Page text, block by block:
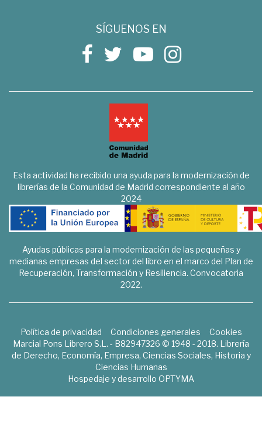
SÍGUENOS EN
Esta actividad ha recibido una ayuda para la modernización de
librerías de la Comunidad de Madrid correspondiente al año
2024
Ayudas públicas para la modernización de las pequeñas y
medianas empresas del sector del libro en el marco del Plan de
Recuperación, Transformación y Resiliencia. Convocatoria
2022.
Política de privacidad Condiciones generales
Cookies
Marcial Pons Librero S.L. - B82947326 © 1948 - 2018. Librería
de Derecho, Economía, Empresa, Ciencias Sociales, Historia y
Ciencias Humanas
Hospedaje y desarrollo OPTYMA